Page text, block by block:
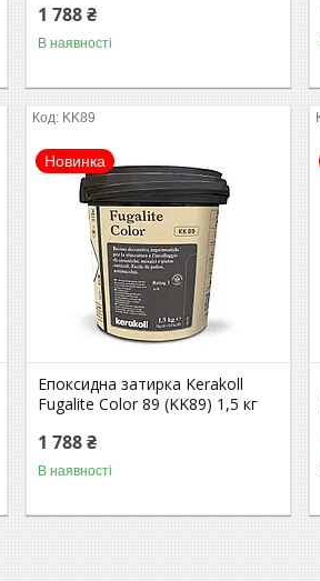
1 788 ₴
В наявності
KK89
Новинка
Епоксидна затирка Kerakoll
Fugalite Color 89 (KK89) 1,5 кг
1 788 ₴
В наявності